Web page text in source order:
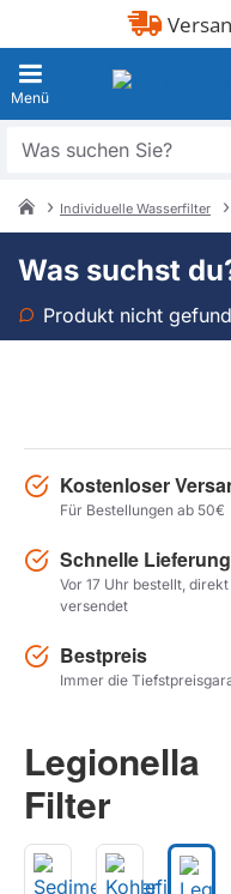
Was
Sie?
Individuelle Wasserfilter
Was suchst
Produkt nicht
Modell
Herstel zoekopdracht
Kostenloser
Für Bestellungen ab 50€
Schnelle Lieferung
Vor 17 Uhr bestellt, direkt
versendet
Bestpreis
Immer die
Legionella
Filter